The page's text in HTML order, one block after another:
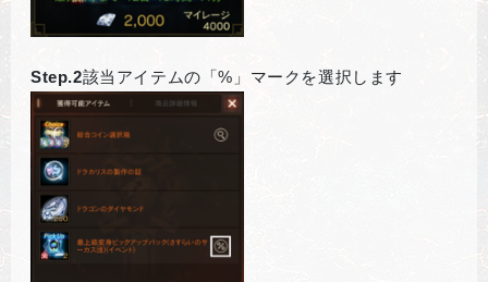
Step.2該当アイテムの「%」マークを選択します